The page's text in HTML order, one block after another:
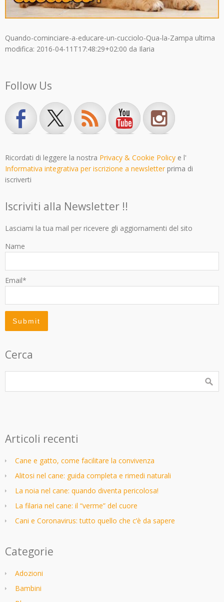
Quando-cominciare-a-educare-un-cucciolo-Qua-la-Zampa ultima
modifica: 2016-04-11T17:48:29+02:00 da Ilaria
Follow Us
Ricordati di leggere la nostra Privacy & Cookie Policy e l'
Informativa integrativa per iscrizione a newsletterprima di
iscriverti
Iscriviti alla Newsletter !!
Lasciami la tua mail per ricevere gli aggiornamenti del sito
Name
Email*
Cerca
Articoli recenti
Cane e gatto, come facilitare la convivenza
Alitosi nel cane: guida completa e rimedi naturali
La noia nel cane: quando diventa pericolosa!
La filaria nel cane: il “verme” del cuore
Cani e Coronavirus: tutto quello che c’è da sapere
Categorie
Adozioni
Bambini